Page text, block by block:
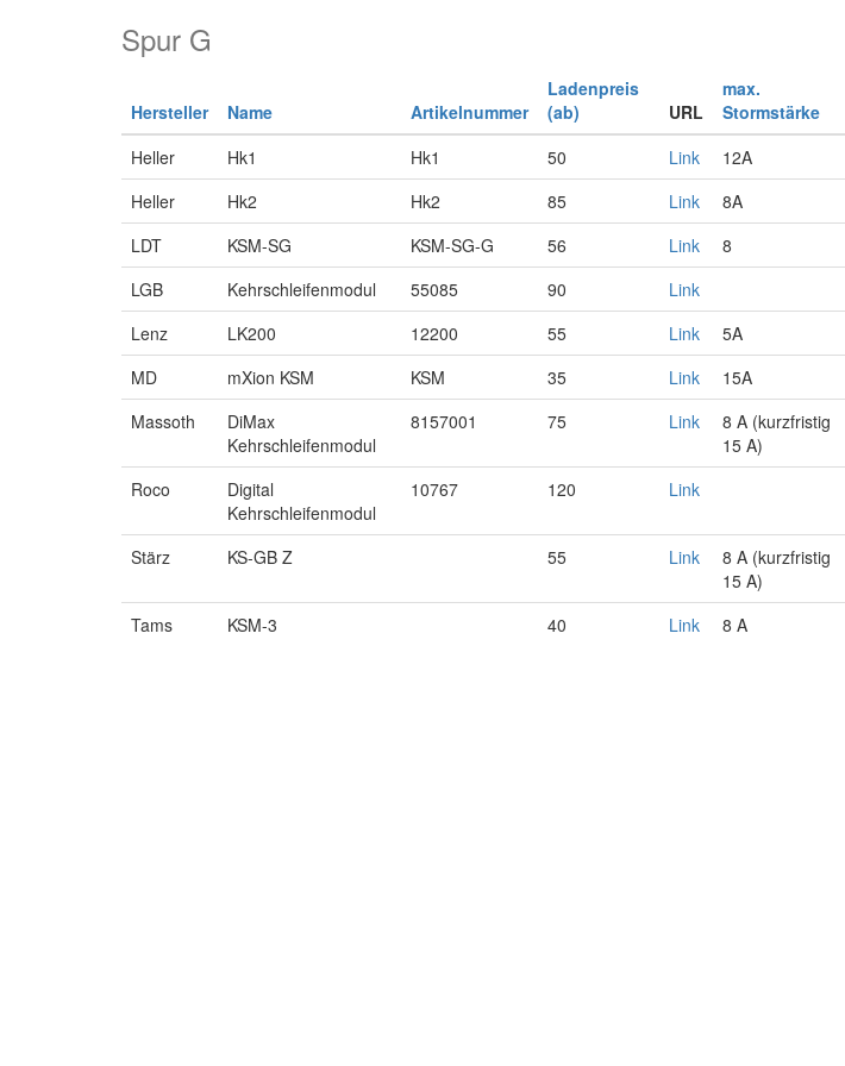
Spur G
Hersteller Name Artikelnummer
Ladenpreis
(ab)
URL
max.
Stormstärke
Heller
Hk1 Hk1 50 Link 12A
Heller
Hk2 Hk2 85 Link 8A
LDT
KSM-SG KSM-SG-G 56 Link 8
LGB
Kehrschleifenmodul 55085 90 Link
Lenz
LK200 12200 55 Link 5A
MD
mXion KSM KSM 35 Link 15A
Massoth
DiMax
Kehrschleifenmodul
8157001 75 Link
8 A (kurzfristig
15 A)
Roco
Digital
Kehrschleifenmodul
10767 120 Link
Stärz KS-GB Z 55 Link
8 A (kurzfristig
15 A)
Tams KSM-3 40 Link 8 A